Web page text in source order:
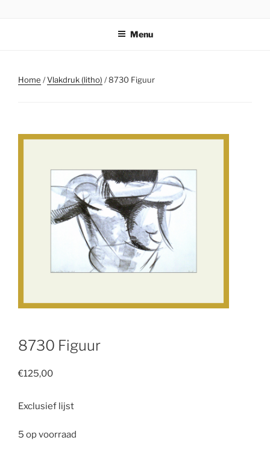
Menu
Home /Vlakdruk (litho) / 8730 Figuur
8730 Figuur
€125,00
Exclusief lijst
5 op voorraad